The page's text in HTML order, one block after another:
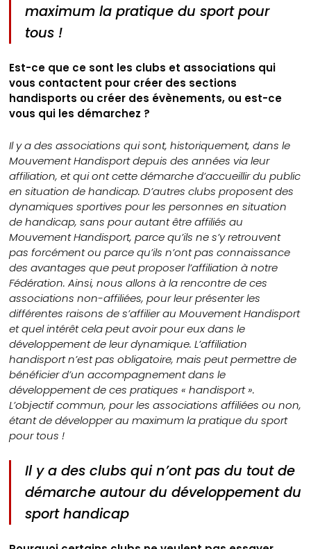
maximum la pratique du sport pour
tous !
Est-ce que ce sont les clubs et associations qui
vous contactent pour créer des sections
handisports ou créer des évènements, ou est-ce
vous qui les démarchez ?
Il y a des associations qui sont, historiquement, dans le
Mouvement Handisport depuis des années via leur
affiliation, et qui ont cette démarche d’accueillir du public
en situation de handicap. D’autres clubs proposent des
dynamiques sportives pour les personnes en situation
de handicap, sans pour autant être affiliés au
Mouvement Handisport, parce qu’ils ne s’y retrouvent
pas forcément ou parce qu’ils n’ont pas connaissance
des avantages que peut proposer l’affiliation à notre
Fédération. Ainsi, nous allons à la rencontre de ces
associations non-affiliées, pour leur présenter les
différentes raisons de s’affilier au Mouvement Handisport
et quel intérêt cela peut avoir pour eux dans le
développement de leur dynamique. L’affiliation
handisport n’est pas obligatoire, mais peut permettre de
bénéficier d’un accompagnement dans le
développement de ces pratiques « handisport ».
L’objectif commun, pour les associations affiliées ou non,
étant de développer au maximum la pratique du sport
pour tous !
Il y a des clubs qui n’ont pas du tout de
démarche autour du développement du
sport handicap